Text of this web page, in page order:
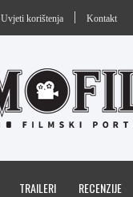
Uvjeti korištenja Kontakt
TRAILERI RECENZIJE